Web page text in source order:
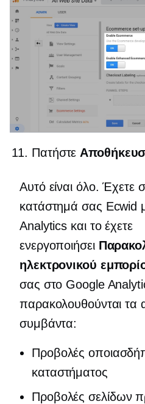
Πατήστε
Αυτό είναι όλο. Έχετε
κατάστημά σας Ecwid
Analytics και το έχετε
ενεργοποιήσει
ηλεκτρονικού
σας στο Google
παρακολουθούνται τα
συμβάντα:
Προβολές
καταστήματος
Προβολές σελίδων